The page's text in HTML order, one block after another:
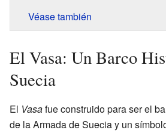
Véase también
El Vasa: Un Barco
Suecia
El Vasafue construido para ser el
de la Armada de Suecia y un